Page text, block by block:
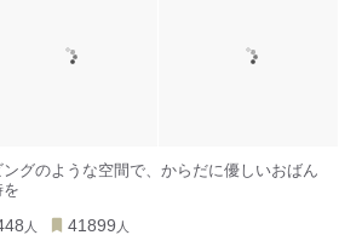
ングのような空間で、からだに優しいおばん
人 41899 人